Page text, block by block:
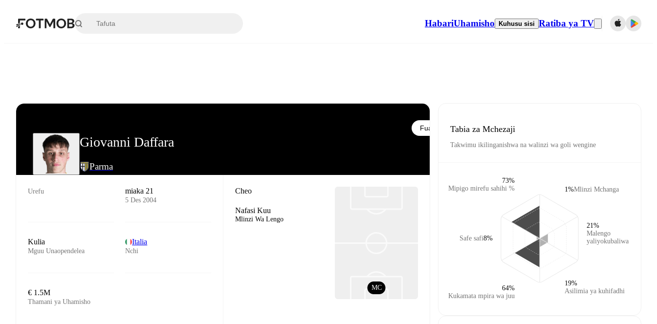
HabariUhamisho Kuhusu sisi Ratiba ya TV
Giovanni Daffara
Parma
Fuata
Urefu miaka 21
5 Des 2004
Kulia
Mguu Unaopendelea
Italia
Nchi
€ 1.5M
Thamani ya Uhamisho
Cheo
Nafasi Kuu
Mlinzi Wa Lengo
MC
Tabia za Mchezaji
Takwimu ikilinganishwa na walinzi wa goli wengine
Mipigo mirefu sahihi %
73%
Safe safi8%
Kukamata mpira wa juu
64%
Mlinzi Mchanga
1%
Malengo
yaliyokubaliwa
21%
Asilimia ya kuhifadhi
19%